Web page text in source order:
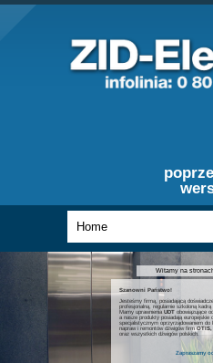
Witamy na
Szanowni Państwo!
Jesteśmy firmą, posiadającą
profesjonalną, regularnie szkoloną kadrą
Mamy uprawnieniaUDT obowiązujące
a nasze produkty posiadają europejskie
specjalistycznym oprzyrządowaniem do
napraw i remontów dźwigów firmOTIS,
oraz wszystkich dźwigów polskich.
Zapraszamy